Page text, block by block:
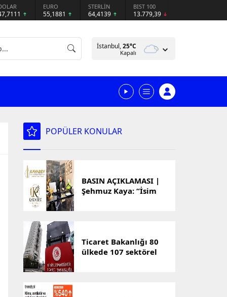
EURO
55,1881
STERLİN
64,4139
BIST 100
13.779,39
İstanbul,25°C
Kapalı
POPÜLER KONULAR
BASIN AÇIKLAMASI |
Şehmuz Kaya: “İsim
Ticaret Bakanlığı 80
ülkede 107 sektörel